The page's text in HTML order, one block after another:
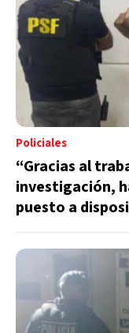
Policiales
“Gracias al
investigación,
puesto a